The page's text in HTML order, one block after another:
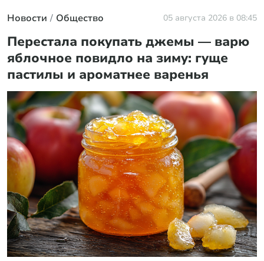
Новости Общество 05 августа 2026 в 08:45
Перестала покупать джемы — варю
яблочное повидло на зиму: гуще
пастилы и ароматнее варенья